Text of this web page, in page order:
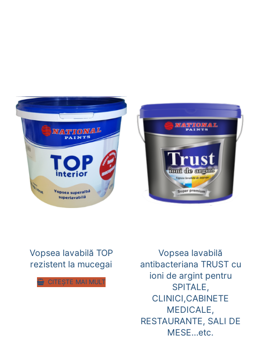
Vopsea lavabilă TOP
rezistent la mucegai
CITEȘTE MAI MULT
Vopsea lavabilă
antibacteriana TRUST cu
ioni de argint pentru
SPITALE,
CLINICI,CABINETE
MEDICALE,
RESTAURANTE, SALI DE
MESE…etc.